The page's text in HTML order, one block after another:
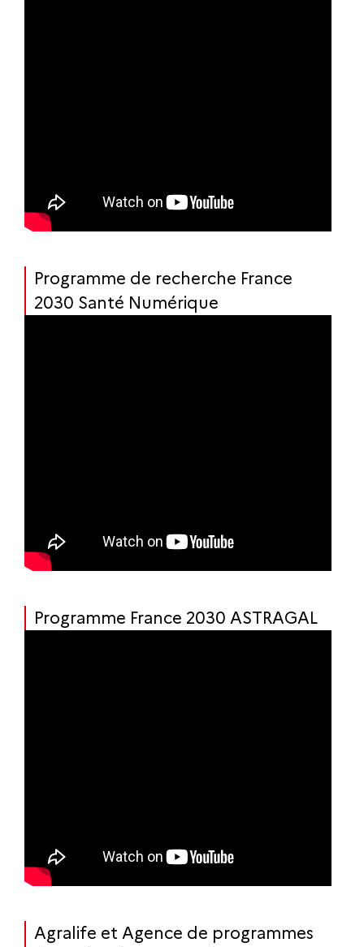
Programme de recherche France
2030 Santé Numérique
Programme France 2030 ASTRAGAL
Agralife et Agence de programmes